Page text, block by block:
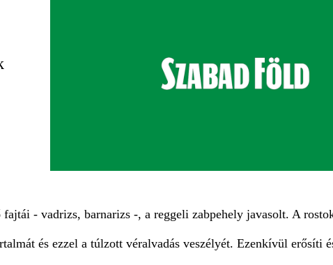
- vadrizs, barnarizs -, a reggeli zabpehely javasolt. A
és ezzel a túlzott véralvadás veszélyét. Ezenkívül erősíti